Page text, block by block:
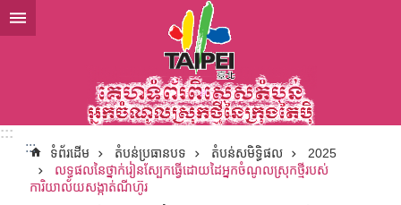
ទៅកាន់មាតិកាប្លុកមាតិកាសំខាន់
:::
:::
ទំព័រដើម តំបន់ប្រធានបទ តំបន់សមិទ្ធិផល
2025
លទ្ធផលនៃថ្នាក់រៀនស្បែកធ្វើដោយដៃអ្នកចំណូលស្រុកថ្មីរបស់
ការិយាល័យសង្កាត់ណីហ៊ូរ